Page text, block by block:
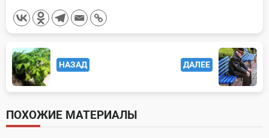
<span
class="nav-
subtitle
screen-
reader-
НАЗАД ДАЛЕЕ
ПОХОЖИЕ МАТЕРИАЛЫ